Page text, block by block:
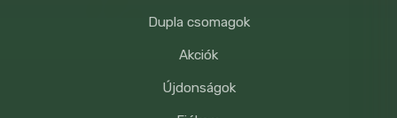
Dupla csomagok
Akciók
Újdonságok